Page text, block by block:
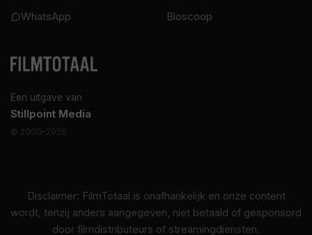
Een uitgave van
Stillpoint Media
© 2000–2026
WhatsApp
Bioscoop
Disclaimer: FilmTotaal is onafhankelijk en onze content
wordt, tenzij anders aangegeven, niet betaald of gesponsord
door filmdistributeurs of streamingdiensten.